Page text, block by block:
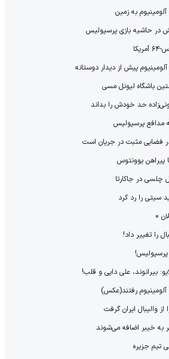
به زمین
در حاشیه بازی پرسپولیس
پیش از دیدار دوستانه
باشگاه لیونل مسی
حد خودش را بداند
مدافع پرسپولیس
در فضایی مثبت در جریان است
در جاکارتا
سیتی را رد کرد
را تغییر داد!
بیرانوند، علی دایی و قلب!
از والیبال ایران گرفت
به خیبر اضافه می‌شوند
تیم جزیره